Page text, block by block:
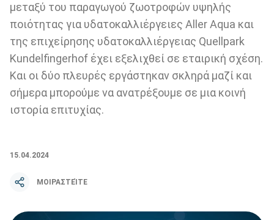
15.04.2024
ΜΟΙΡΑΣΤΕΊΤΕ
μεταξύ του παραγωγού ζωοτροφών υψηλής
ποιότητας για υδατοκαλλιέργειες Aller Aqua και
της επιχείρησης υδατοκαλλιέργειας Quellpark
Kundelfingerhof έχει εξελιχθεί σε εταιρική σχέση.
Και οι δύο πλευρές εργάστηκαν σκληρά μαζί και
σήμερα μπορούμε να ανατρέξουμε σε μια κοινή
ιστορία επιτυχίας.